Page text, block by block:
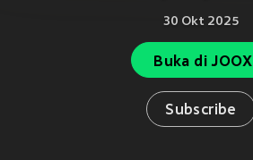
30 Okt 2025
Buka di JOOX
Subscribe